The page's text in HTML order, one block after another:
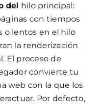
del hilo principal:
con tiempos
o lentos en el hilo
la renderización
El proceso de
convierte tu
web con la que los
Por defecto,